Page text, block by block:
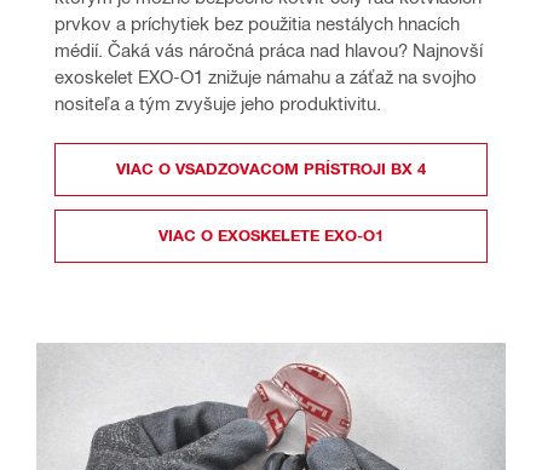
prvkov a príchytiek bez použitia nestálych hnacích
médií. Čaká vás náročná práca nad hlavou? Najnovší
exoskelet EXO-O1 znižuje námahu a záťaž na svojho
nositeľa a tým zvyšuje jeho produktivitu.
VIAC O VSADZOVACOM PRÍSTROJI BX 4
VIAC O EXOSKELETE EXO-O1